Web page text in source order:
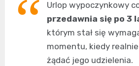
Urlop wypoczynkowy
przedawnia się po 3
którym stał się
momentu, kiedy realnie
żądać jego udzielenia.